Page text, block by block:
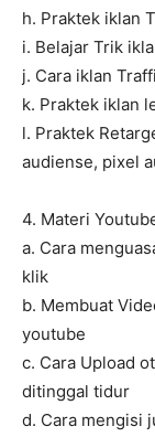
h. Praktek iklan
i. Belajar Trik
j. Cara iklan
k. Praktek iklan
l. Praktek
audiense, pixel
4. Materi
a. Cara
klik
b. Membuat
youtube
c. Cara Upload
ditinggal tidur
d. Cara mengisi